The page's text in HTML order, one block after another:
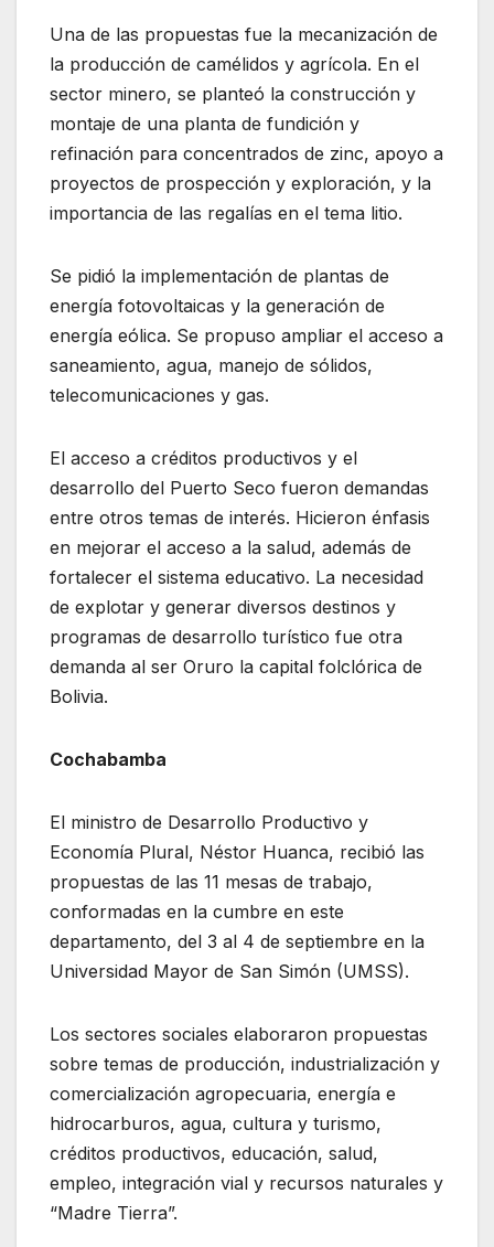
Una de las propuestas fue la mecanización de
la producción de camélidos y agrícola. En el
sector minero, se planteó la construcción y
montaje de una planta de fundición y
refinación para concentrados de zinc, apoyo a
proyectos de prospección y exploración, y la
importancia de las regalías en el tema litio.
Se pidió la implementación de plantas de
energía fotovoltaicas y la generación de
energía eólica. Se propuso ampliar el acceso a
saneamiento, agua, manejo de sólidos,
telecomunicaciones y gas.
El acceso a créditos productivos y el
desarrollo del Puerto Seco fueron demandas
entre otros temas de interés. Hicieron énfasis
en mejorar el acceso a la salud, además de
fortalecer el sistema educativo. La necesidad
de explotar y generar diversos destinos y
programas de desarrollo turístico fue otra
demanda al ser Oruro la capital folclórica de
Bolivia.
Cochabamba
El ministro de Desarrollo Productivo y
Economía Plural, Néstor Huanca, recibió las
propuestas de las 11 mesas de trabajo,
conformadas en la cumbre en este
departamento, del 3 al 4 de septiembre en la
Universidad Mayor de San Simón (UMSS).
Los sectores sociales elaboraron propuestas
sobre temas de producción, industrialización y
comercialización agropecuaria, energía e
hidrocarburos, agua, cultura y turismo,
créditos productivos, educación, salud,
empleo, integración vial y recursos naturales y
“Madre Tierra”.